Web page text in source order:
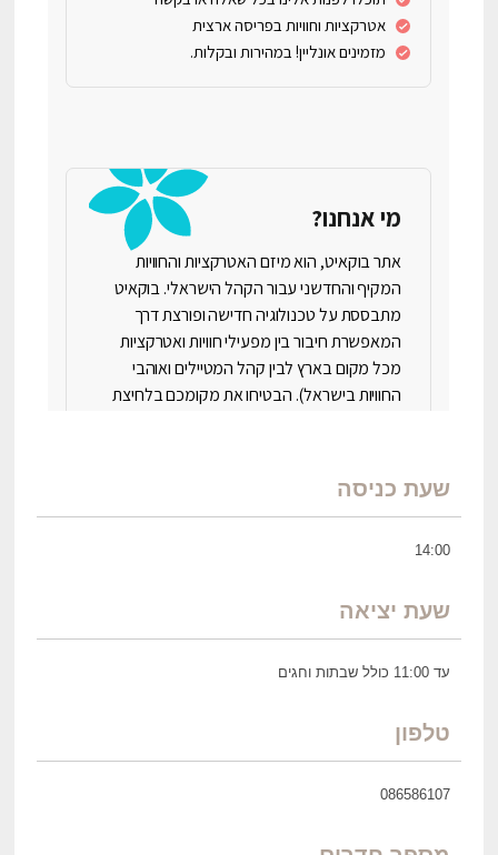
שעת כניסה
14:00
שעת יציאה
עד 11:00 כולל שבתות וחגים
טלפון
086586107